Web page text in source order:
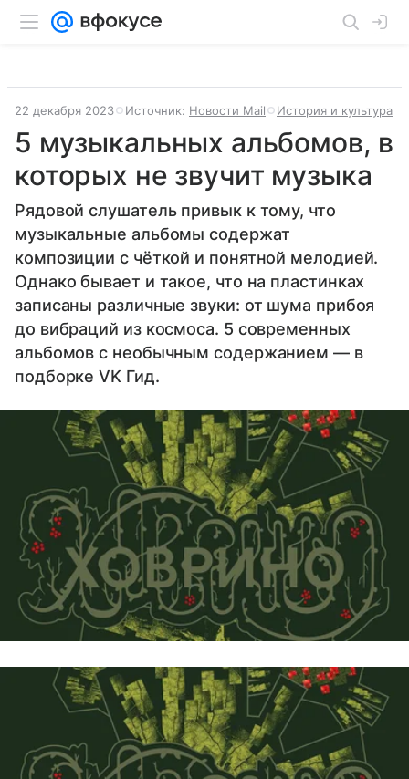
22 декабря 2023 Источник: Новости Mail История и культура
5 музыкальных альбомов, в
которых не звучит музыка
Рядовой слушатель привык к тому, что
музыкальные альбомы содержат
композиции с чёткой и понятной мелодией.
Однако бывает и такое, что на пластинках
записаны различные звуки: от шума прибоя
до вибраций из космоса. 5 современных
альбомов с необычным содержанием — в
подборке VK Гид.